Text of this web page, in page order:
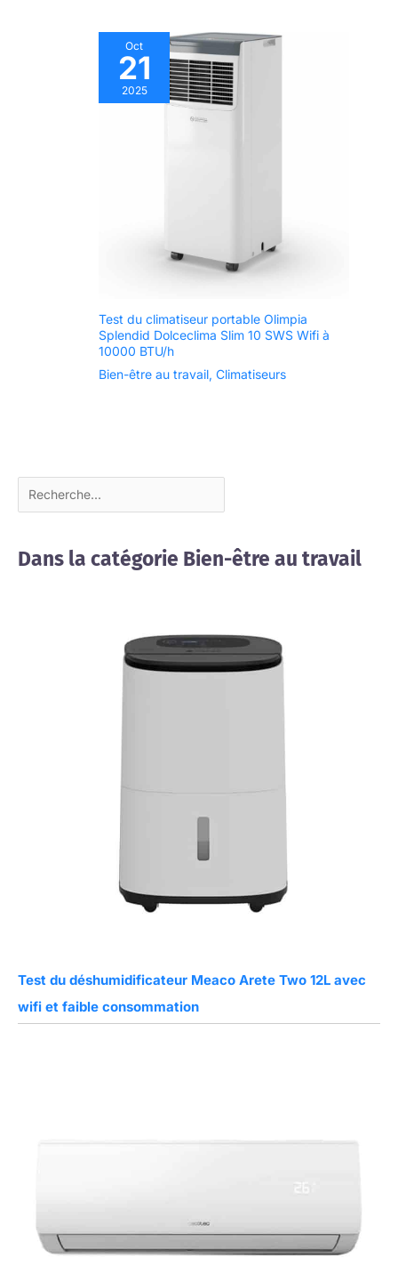
Oct
21
2025
Test du climatiseur portable Olimpia
Splendid Dolceclima Slim 10 SWS Wifi à
10000 BTU/h
Bien-être au travail, Climatiseurs
Dans la catégorie Bien-être au travail
Test du déshumidificateur Meaco Arete Two 12L avec
wifi et faible consommation